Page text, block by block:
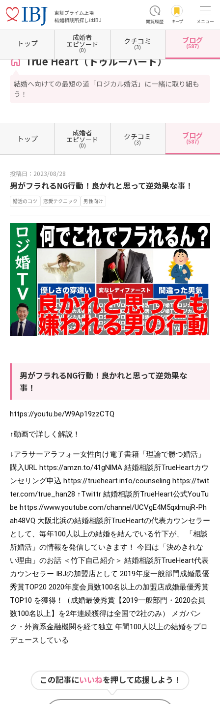
東証プライム上場
結婚相談所探しはIBJ
閲覧履歴 キープ メニュー
ホーム 大阪府の結婚相談所 大阪府大阪市 大阪府大阪市中央区 True Heart（トゥル
True Heart（トゥルーハート）
結婚へ向けての最短の道「ロジカル婚活」に一緒に取り組も
う！
トップ
成婚者
エピソード
(0)
クチコミ
(3)
ブログ
(587)
トップ
成婚者
エピソード
(0)
クチコミ
(3)
ブログ
(587)
投稿日：2023/08/28
男がフラれるNG行動！良かれと思って逆効果な事！
婚活のコツ 恋愛テクニック 男性向け
男がフラれるNG行動！良かれと思って逆効果な
事！
https://youtu.be/W9Ap19zzCTQ
↑動画で詳しく解説！
↓アラサーアラフォー女性向け電子書籍「理論で勝つ婚活」
購入URL https://amzn.to/41gNlMA 結婚相談所TrueHeartカウ
ンセリング申込 https://trueheart.info/counseling https://twit
ter.com/true_han28 ↑Twittr 結婚相談所TrueHeart公式YouTu
be https://www.youtube.com/channel/UCVgE4M5qxlmujR-Ph
ah48VQ 大阪北浜の結婚相談所TrueHeartの代表カウンセラー
として、毎年100人以上の結婚を結んでいる竹下が、 「相談
所婚活」の情報を発信していきます！ 今回は「決めきれな
い理由」のお話 ＜竹下自己紹介＞ 結婚相談所TrueHeart代表
カウンセラー IBJの加盟店として 2019年度一般部門成婚最優
秀賞TOP20 2020年度会員数100名以上の加盟店成婚最優秀賞
TOP10 を獲得！（成婚最優秀賞【2019一般部門・2020会員
数100名以上】を2年連続獲得は全国で2社のみ） メガバン
ク・外資系金融機関を経て独立 年間100人以上の結婚をプロ
デュースしている
この記事にいいねを押して応援しよう！